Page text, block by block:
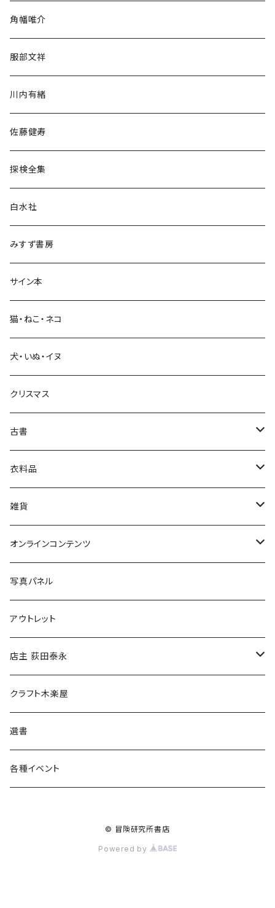
民族・風習
言語・ことば
生活・暮らし
芸術・絵画・写真
絵本・児童書
娯楽・エンターテインメント
角幡唯介
服部文祥
川内有緒
佐藤健寿
探検全集
白水社
みすず書房
サイン本
猫・ねこ・ネコ
犬・いぬ・イヌ
クリスマス
古書
古書セット
美術
衣料品
POLEWARDS
Tシャツ
雑貨
バッグ
ブックカバー
マグカップ
傘
食料品
その他
オンラインコンテンツ
冒険クロストーク
写真パネル
アウトレット
店主 荻田泰永
書籍
ウェア
クラフト木楽屋
選書
各種イベント
© 冒険研究所書店
Powered by